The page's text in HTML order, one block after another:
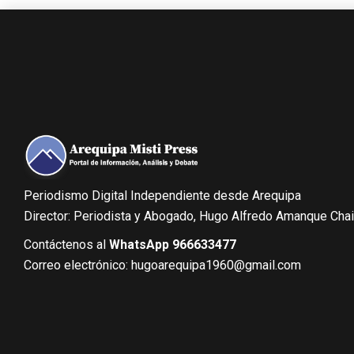
Periodismo Digital Independiente desde Arequipa
Director: Periodista y Abogado, Hugo Alfredo Amanque
Contáctenos al WhatsApp 966633477
Correo electrónico: hugoarequipa1960@gmail.com